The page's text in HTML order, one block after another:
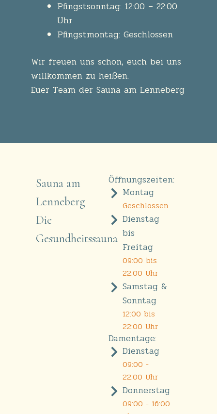
Pfingstsonntag: 12:00 – 22:00
Uhr
Pfingstmontag: Geschlossen
Wir freuen uns schon, euch bei uns
willkommen zu heißen.
Euer Team der Sauna am Lenneberg
Sauna am
Lenneberg
Die
Gesundheitssauna
Öffnungszeiten:
Montag
Geschlossen
Dienstag
bis
Freitag
09:00 bis
22:00 Uhr
Samstag &
Sonntag
12:00 bis
22:00 Uhr
Damentage:
Dienstag
09:00 -
22:00 Uhr
Donnerstag
09:00 - 16:00